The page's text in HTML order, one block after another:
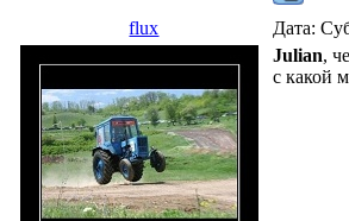
flux Дата:
Julian,
с какой